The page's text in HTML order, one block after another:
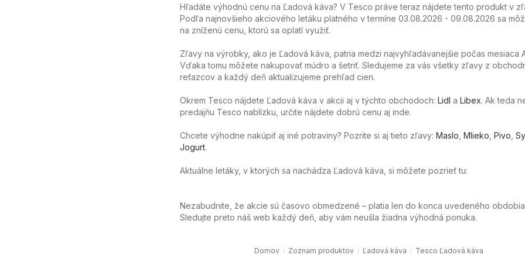
Hľadáte výhodnú cenu na Ľadová káva? V Tesco práve teraz nájdete tento produkt v
Podľa najnovšieho akciového letáku platného v termíne 03.08.2026 - 09.08.2026 sa
na zníženú cenu, ktorú sa oplatí využiť.
Zľavy na výrobky, ako je Ľadová káva, patria medzi najvyhľadávanejšie počas mesiaca
Vďaka tomu môžete nakupovať múdro a šetriť. Sledujeme za vás všetky zľavy z
reťazcov a každý deň aktualizujeme prehľad cien.
Okrem Tesco nájdete Ľadová káva v akcii aj v týchto obchodoch: Lidl a Libex. Ak teda
predajňu Tesco nablízku, určite nájdete dobrú cenu aj inde.
Chcete výhodne nakúpiť aj iné potraviny? Pozrite si aj tieto zľavy: Maslo Mlieko Pivo
Jogurt.
Aktuálne letáky, v ktorých sa nachádza Ľadová káva, si môžete pozrieť tu:
Nezabudnite, že akcie sú časovo obmedzené – platia len do konca uvedeného
Sledujte preto náš web každý deň, aby vám neušla žiadna výhodná ponuka.
Domov Zoznam produktov Ľadová káva Tesco Ľadová káva